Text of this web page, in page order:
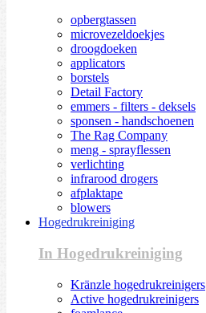
opbergtassen
microvezeldoekjes
droogdoeken
applicators
borstels
Detail Factory
emmers - filters - deksels
sponsen - handschoenen
The Rag Company
meng - sprayflessen
verlichting
infrarood drogers
afplaktape
blowers
Hogedrukreiniging
In Hogedrukreiniging
Kränzle hogedrukreinigers
Active hogedrukreinigers